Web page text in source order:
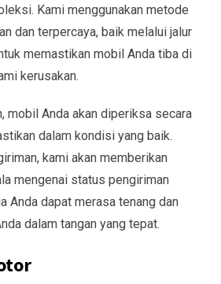
Kami menggunakan metode
dan terpercaya, baik melalui jalur
memastikan mobil Anda tiba di
kerusakan.
mobil Anda akan diperiksa secara
dalam kondisi yang baik.
kami akan memberikan
mengenai status pengiriman
Anda dapat merasa tenang dan
dalam tangan yang tepat.